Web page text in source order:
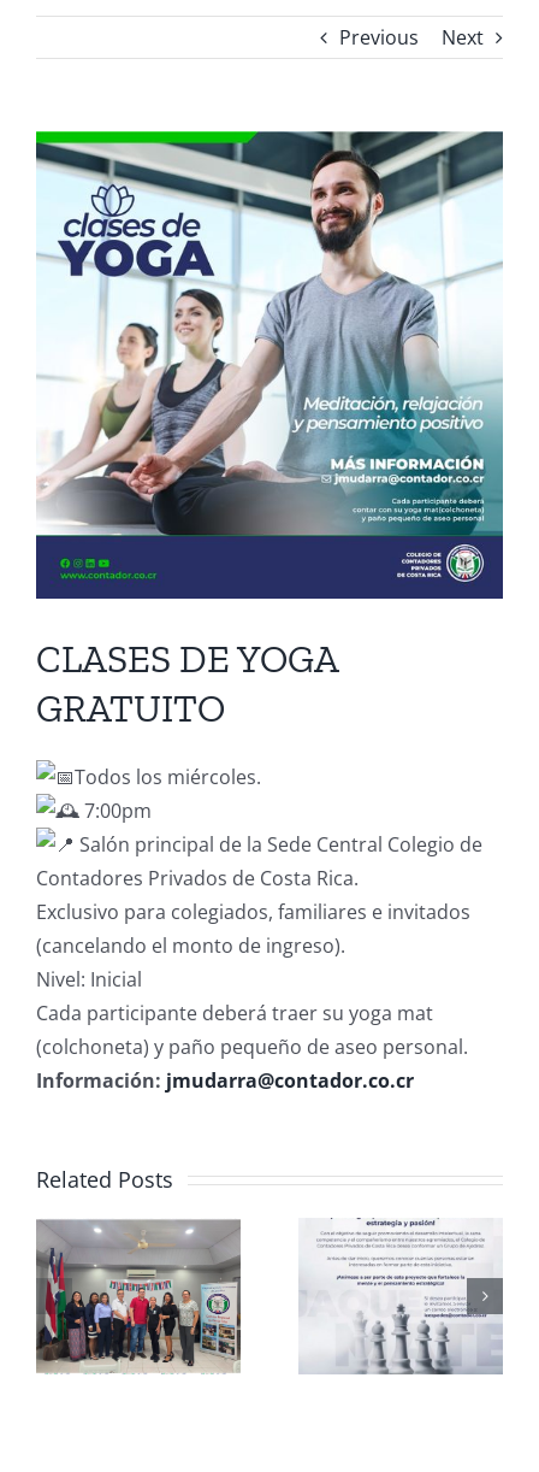
Previous Next
View
Larger
Image
CLASES DE YOGA
GRATUITO
Todos los miércoles.
7:00pm
Salón principal de la Sede Central Colegio de
Contadores Privados de Costa Rica.
Exclusivo para colegiados, familiares e invitados
(cancelando el monto de ingreso).
Nivel: Inicial
Cada participante deberá traer su yoga mat
(colchoneta) y paño pequeño de aseo personal.
Información: jmudarra@contador.co.cr
Related Posts
Club de
Ajedrez
CCPCR
Informa